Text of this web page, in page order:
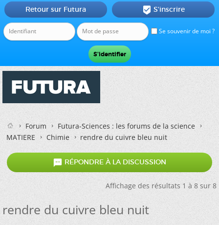
Se souvenir de moi ?
Retour sur Futura  S'inscrire
Forum
Futura-Sciences : les forums de la science
MATIERE
Chimie rendre du cuivre bleu nuit
 RÉPONDRE À LA DISCUSSION
Affichage des résultats 1 à 8 sur 8
rendre du cuivre bleu nuit